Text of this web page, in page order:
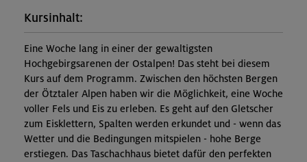
Kursinhalt:
Eine Woche lang in einer der gewaltigsten
Hochgebirgsarenen der Ostalpen! Das steht bei diesem
Kurs auf dem Programm. Zwischen den höchsten Bergen
der Ötztaler Alpen haben wir die Möglichkeit, eine Woche
voller Fels und Eis zu erleben. Es geht auf den Gletscher
zum Eisklettern, Spalten werden erkundet und - wenn das
Wetter und die Bedingungen mitspielen - hohe Berge
erstiegen. Das Taschachhaus bietet dafür den perfekten